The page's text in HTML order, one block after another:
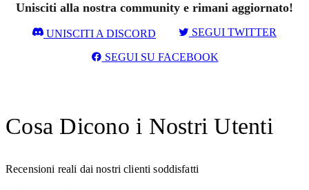
Unisciti alla nostra community e rimani aggiornato!
UNISCITI A DISCORD SEGUI TWITTER
SEGUI SU FACEBOOK
Cosa Dicono i Nostri Utenti
Recensioni reali dai nostri clienti soddisfatti